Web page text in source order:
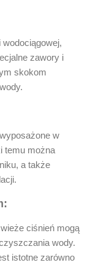
zawory i
skokom
w
temu można
a także
ciśnień mogą
wody.
istotne zarówno